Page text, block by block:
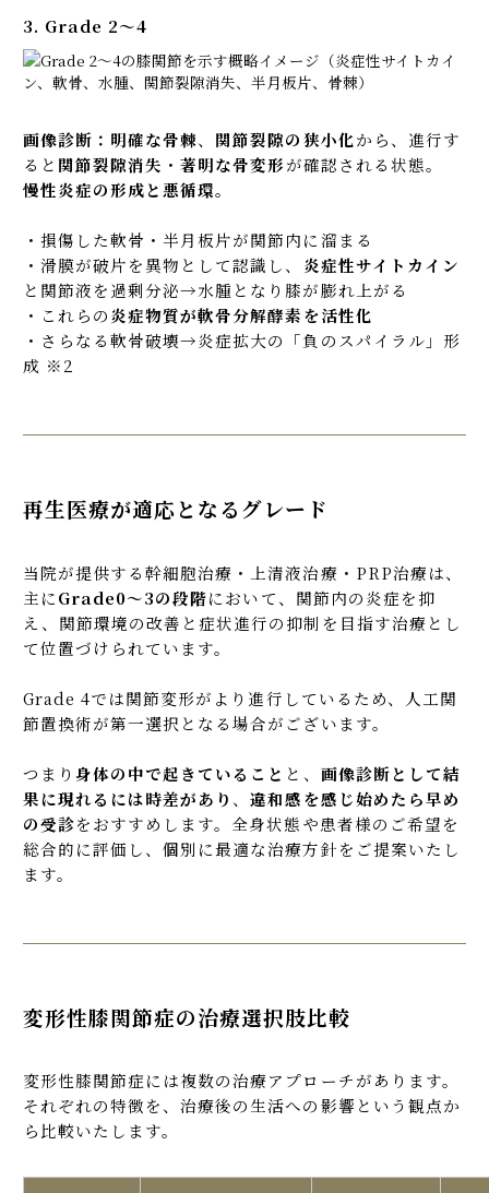
3. Grade 2〜4
画像診断：明確な骨棘、 関節裂隙の狭小化から、進行す
ると 関節裂隙消失 ・著明な骨変形が確認される状態。
慢性炎症の形成と悪循環。
・損傷した軟骨・半月板片が関節内に溜まる
・滑膜が破片を異物として認識し、 炎症性サイトカイン
と関節液を過剰分泌→水腫となり膝が膨れ上がる
・これらの炎症物質が軟骨分解酵素を活性化
・さらなる軟骨破壊→炎症拡大の「負のスパイラル」形
成 ※2
再生医療が適応となるグレード
当院が提供する幹細胞治療・上清液治療・PRP治療は、
主にGrade0〜3の段階において、関節内の炎症を抑
え、関節環境の改善と症状進行の抑制を目指す治療とし
て位置づけられています。
Grade 4では関節変形がより進行しているため、人工関
節置換術が第一選択となる場合がございます。
つまり 身体の中で起きていること と、 画像診断として結
果に現れるには時差があり、違和感を感じ始めたら早め
の受診をおすすめします。全身状態や患者様のご希望を
総合的に評価し、個別に最適な治療方針をご提案いたし
ます。
変形性膝関節症の治療選択肢比較
変形性膝関節症には複数の治療アプローチがあります。
それぞれの特徴を、治療後の生活への影響という観点か
ら比較いたします。